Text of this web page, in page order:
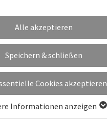
Alle akzeptieren
Speichern & schließen
Cookies akzeptieren
Informationen anzeigen